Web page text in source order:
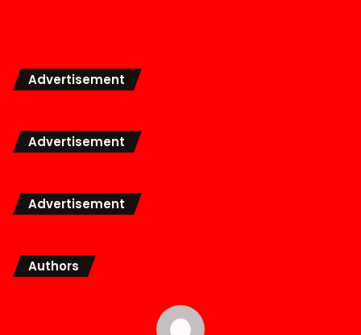
Advertisement
Advertisement
Advertisement
Authors